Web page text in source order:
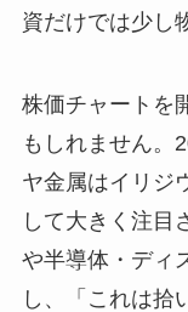
資だけでは少し
株価チャートを
もしれません。
ヤ金属はイリジ
して大きく注目
や半導体・ディ
し、「これは拾